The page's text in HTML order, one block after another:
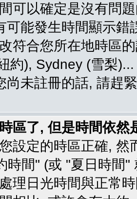
可以確定是沒有問
可能發生時間顯示
符合您所在地時區
約), Sydney (雪梨
尚未註冊的話, 請趕
區了, 但是時間依然
設定的時區正確,
時間" (或 "夏日時間
理日光時間與正常